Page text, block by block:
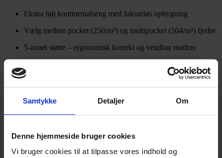
Samtykke Detaljer Om
Denne hjemmeside bruger cookies
Vi bruger cookies til at tilpasse vores indhold og
Ekstra høj kontinentalseng med luksuriøs opbygning
Vælg mellem pocket (250/m²) og multipocket (504/m²) fjedre
5-zonet støtte – ergonomisk korrekt og vendbar madras
Tre topmadrasvalg – inkl. Talalay-luksusmodel
8–11 cm høje topmadrasser med vaskbart betræk
Fås i fire møbelfarver – sort, mørkegrå, lysegrå og mørkeblå
Mulighed for tilkøb af ben og matchende gavl